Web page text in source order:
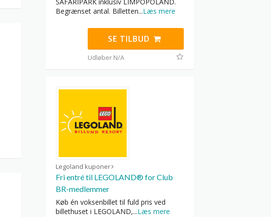
SAFARIPARK inklusiv LIMPOPOLAND.
Begrænset antal. Billetten...Læs mere
SE TILBUD
Udløber N/A
Legoland kuponer
Fri entré til LEGOLAND® for Club
BR-medlemmer
Køb én voksenbillet til fuld pris ved
billethuset i LEGOLAND,...Læs mere